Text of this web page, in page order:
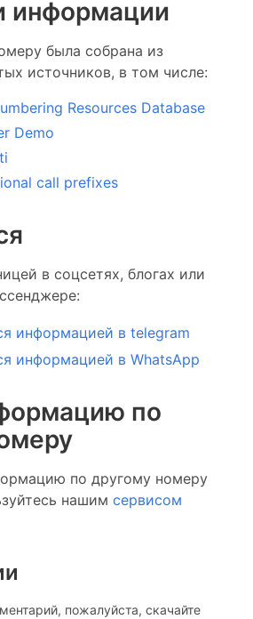
информации
была собрана из
источников, в том числе:
Resources Database
Demo
call prefixes
в соцсетях, блогах или
информацией в telegram
информацией в WhatsApp
по
по другому номеру
нашим сервисом
пожалуйста, скачайте